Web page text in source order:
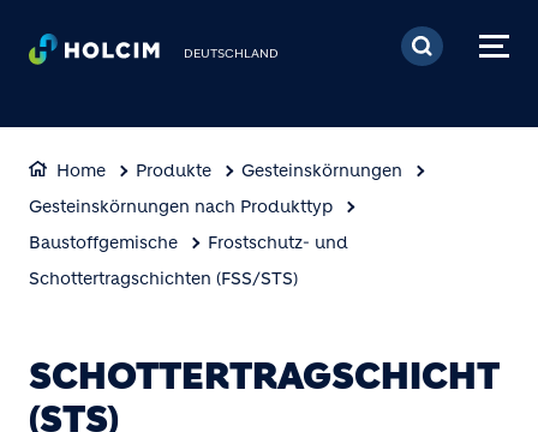
Direkt zum Inhalt
DEUTSCHLAND
Home Produkte
Gesteinskörnungen
Gesteinskörnungen nach Produkttyp
Baustoffgemische
Frostschutz- und
Schottertragschichten (FSS/STS)
SCHOTTERTRAGSCHICHT
(STS)